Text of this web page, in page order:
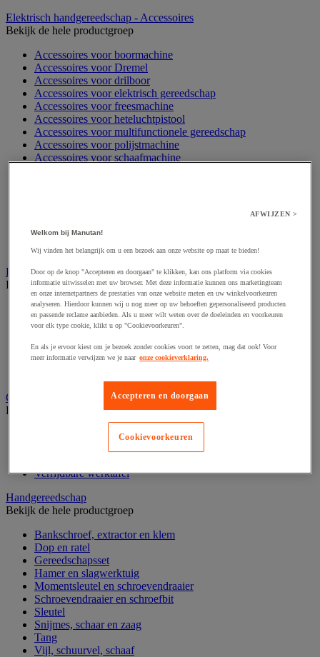
Elektrisch handgereedschap - Accessoires
Bekijk de hele productgroep
Accessoires voor boormachine
Accessoires voor Dremel
Accessoires voor drilboor
Accessoires voor elektrisch gereedschap
Accessoires voor freesmachine
Accessoires voor heteluchtpistool
Accessoires voor multifunctionele gereedschap
Accessoires voor polijstmachine
Accessoires voor schaafmachine
Accessoires voor spijkermachine
Accessoires voor zaag
Elektrische toebehoren en verlichting
Bekijk de hele productgroep
Accessoires voor elektrisch schakelpaneel
Batterij, oplader en kabel
Elektrische uitrusting
Verlengsnoer, stekkerdoos en kapelhaspel
Gereedschap opbergen
Bekijk de hele productgroep
Assortimentsdoos en gereedschapkoffer
Verrijdbare werktafel
Handgereedschap
Bekijk de hele productgroep
Bankschroef, extractor en klem
Dop en ratel
Gereedschapsset
Hamer en slagwerktuig
Momentsleutel en schroevendraaier
Schroevendraaier en schroefbit
Sleutel
Snijmes, schaar en zaag
Tang
Vijl, schuurvel, schaaf
AFWIJZEN >
Welkom bij Manutan!
Wij vinden het belangrijk om u een bezoek aan onze website op maat te bieden!
Door op de knop "Accepteren en doorgaan" te klikken, kan ons platform via cookies
informatie uitwisselen met uw browser. Met deze informatie kunnen ons marketingteam
en onze internetpartners de prestaties van onze website meten en uw winkelvoorkeuren
analyseren. Hierdoor kunnen wij u nog meer op uw behoeften gepersonaliseerd producten
en passende reclame aanbieden. Als u meer wilt weten over de doeleinden en voorkeuren
voor elk type cookie, klikt u op "Cookievoorkeuren".
En als je ervoor kiest om je bezoek zonder cookies voort te zetten, mag dat ook! Voor
meer informatie verwijzen we je naar onze cookieverklaring.
Accepteren en doorgaan
Cookievoorkeuren